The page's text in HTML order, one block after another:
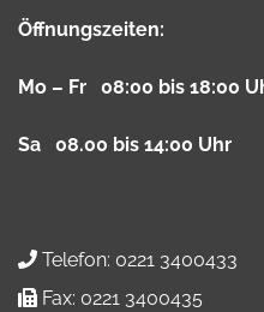
Öffnungszeiten:
Mo – Fr 08:00 bis 18:00
Sa 08.00 bis 14:00 Uhr
Telefon: 0221 3400433
Fax: 0221 3400435